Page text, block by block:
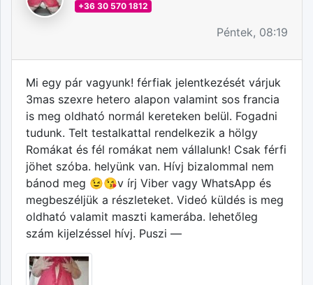
+36 30 570 1812
Péntek, 08:19
Mi egy pár vagyunk! férfiak jelentkezését várjuk
3mas szexre hetero alapon valamint sos francia
is meg oldható normál kereteken belül. Fogadni
tudunk. Telt testalkattal rendelkezik a hölgy
Romákat és fél romákat nem vállalunk! Csak férfi
jöhet szóba. helyünk van. Hívj bizalommal nem
bánod meg 😉😘v írj Viber vagy WhatsApp és
megbeszéljük a részleteket. Videó küldés is meg
oldható valamit maszti kamerába. lehetőleg
szám kijelzéssel hívj. Puszi —